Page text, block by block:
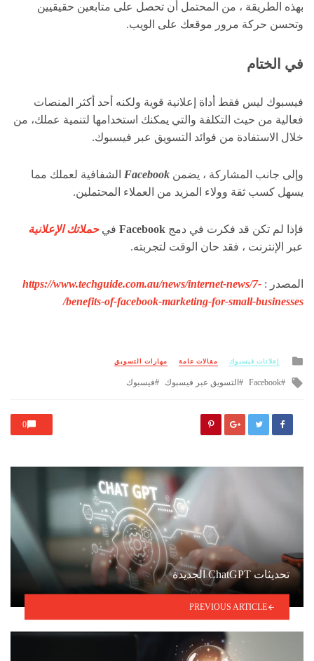
بهذه الطريقة ، من المحتمل أن تحصل على متابعين حقيقيين
وتحسن حركة مرور موقعك على الويب.
في الختام
فيسبوك ليس فقط أداة إعلانية قوية ولكنه أحد أكثر المنصات
فعالية من حيث التكلفة والتي يمكنك استخدامها لتنمية عملك، من
خلال الاستفادة من فوائد التسويق عبر فيسبوك.
وإلى جانب المشاركة ، يضمن Facebook الشفافية لعملك مما
يسهل كسب ثقة وولاء المزيد من العملاء المحتملين.
فإذا لم تكن قد فكرت في دمج Facebook فيحملاتك الإعلانية
عبر الإنترنت ، فقد حان الوقت لتجربته.
المصدر : https://www.techguide.com.au/news/internet-news/7-
benefits-of-facebook-marketing-for-small-businesses/
Posted
إعلانات فيسبوك مقالات عامة مهارات التسويق
Tagged
Facebook التسويق عبر فيسبوك فيسبوك
0
تحديثات ChatGPT الجديدة
PREVIOUS ARTICLE